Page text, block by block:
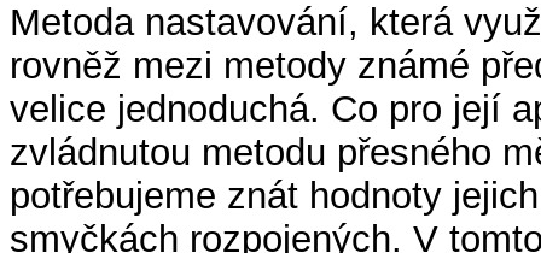
Metoda nastavování, která
rovněž mezi metody známé
velice jednoduchá. Co pro její
zvládnutou metodu přesného
potřebujeme znát hodnoty
smyčkách rozpojených. V